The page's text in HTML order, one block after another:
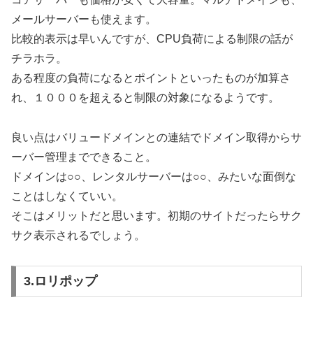
メールサーバーも使えます。
比較的表示は早いんですが、CPU負荷による制限の話が
チラホラ。
ある程度の負荷になるとポイントといったものが加算さ
れ、１０００を超えると制限の対象になるようです。
良い点はバリュードメインとの連結でドメイン取得からサ
ーバー管理までできること。
ドメインは○○、レンタルサーバーは○○、みたいな面倒な
ことはしなくていい。
そこはメリットだと思います。初期のサイトだったらサク
サク表示されるでしょう。
3.ロリポップ